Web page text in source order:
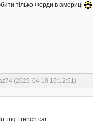
тілько Форди в америці
(2025-04-10 15:12:51)
French car.